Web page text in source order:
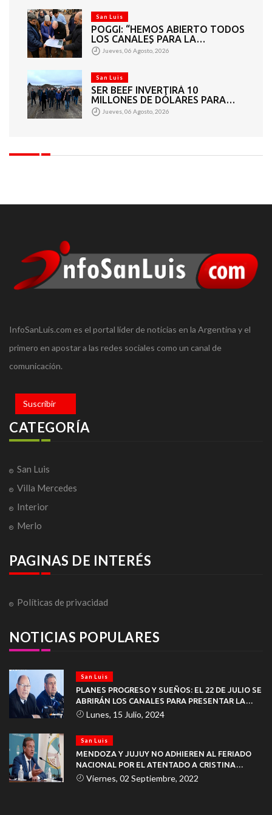
San Luis
POGGI: “HEMOS ABIERTO TODOS
LOS CANALES PARA LA
ARTICULACIÓN DE LOS
SECTORES PÚBLICO Y PRIVADO”
Jueves, 06 Agosto, 2026
San Luis
SER BEEF INVERTIRÁ 10
MILLONES DE DÓLARES PARA
CONVERTIR RESIDUOS
GANADEROS EN ENERGÍA
Jueves, 06 Agosto, 2026
InfoSanLuis.com es el portal líder de noticias en la Argentina y el
primero en apostar a las redes sociales como un canal de
comunicación.
Suscribir
CATEGORÍA
San Luis
Villa Mercedes
Interior
Merlo
PAGINAS DE INTERÉS
Políticas de privacidad
NOTICIAS POPULARES
San Luis
PLANES PROGRESO Y SUEÑOS: EL 22 DE JULIO SE
ABRIRÁN LOS CANALES PARA PRESENTAR LA
DOCUMENTACIÓN
Lunes, 15 Julio, 2024
San Luis
MENDOZA Y JUJUY NO ADHIEREN AL FERIADO
NACIONAL POR EL ATENTADO A CRISTINA
KIRCHNER
Viernes, 02 Septiembre, 2022